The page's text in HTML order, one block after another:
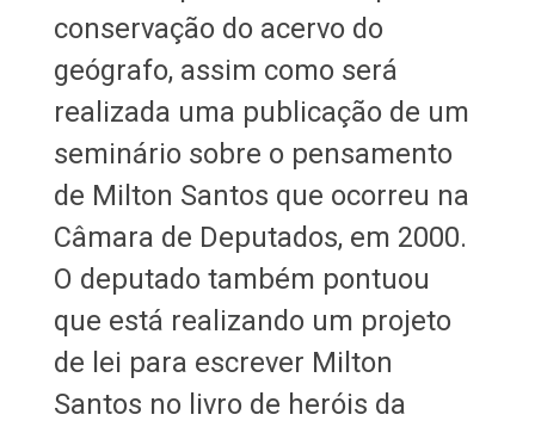
conservação do acervo do
geógrafo, assim como será
realizada uma publicação de um
seminário sobre o pensamento
de Milton Santos que ocorreu na
Câmara de Deputados, em 2000.
O deputado também pontuou
que está realizando um projeto
de lei para escrever Milton
Santos no livro de heróis da